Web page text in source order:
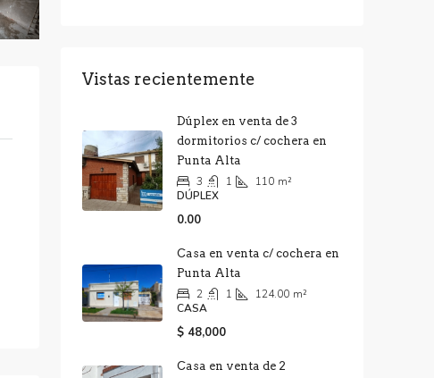
Vistas recientemente
Dúplex en venta de 3
dormitorios c/ cochera en
Punta Alta
3 1 110 m²
DÚPLEX
0.00
Casa en venta c/ cochera en
Punta Alta
2 1 124.00 m²
CASA
$ 48,000
Casa en venta de 2